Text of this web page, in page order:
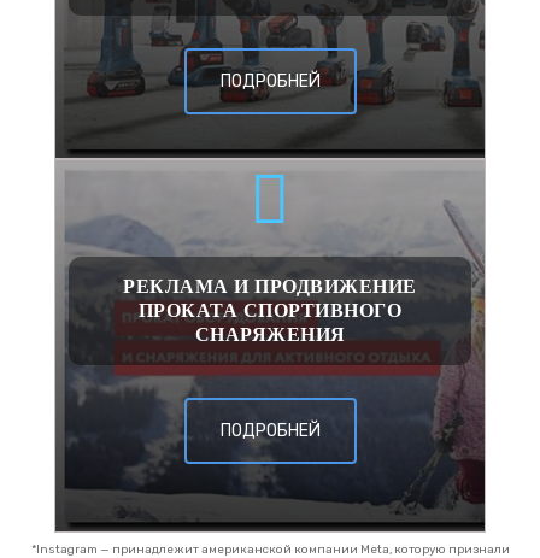
ПОДРОБНЕЙ
РЕКЛАМА И ПРОДВИЖЕНИЕ
ПРОКАТА СПОРТИВНОГО
СНАРЯЖЕНИЯ
ПОДРОБНЕЙ
*Instagram — принадлежит американской компании Meta, которую признали